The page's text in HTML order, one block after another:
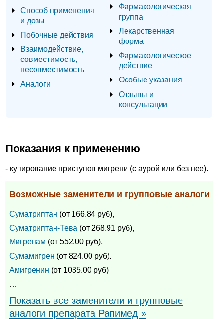
Способ применения
и дозы
Побочные действия
Взаимодействие,
совместимость,
несовместимость
Аналоги
Фармакологическая
группа
Лекарственная
форма
Фармакологическое
действие
Особые указания
Отзывы и
консультации
Показания к применению
- купирование приступов мигрени (с аурой или без нее).
Возможные заменители и групповые аналоги
Суматриптан (от 166.84 руб),
Суматриптан-Тева (от 268.91 руб),
Мигрепам (от 552.00 руб),
Сумамигрен (от 824.00 руб),
Амигренин (от 1035.00 руб)
…
Показать все заменители и групповые
аналоги препарата Рапимед »